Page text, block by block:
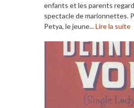
enfants et les parents
spectacle de marionnettes.
Petya, le jeune...Lire la suite